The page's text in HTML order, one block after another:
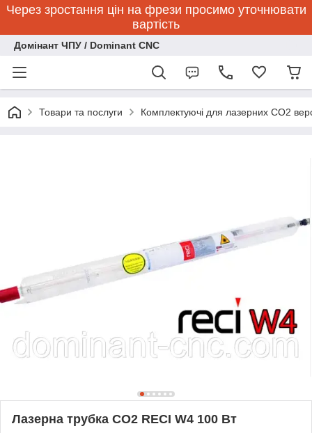
Через зростання цін на фрези просимо уточнювати
вартість
Домінант ЧПУ / Dominant CNC
Товари та послуги Комплектуючі для лазерних CO2
Лазерна трубка CO2 RECI W4 100 Вт